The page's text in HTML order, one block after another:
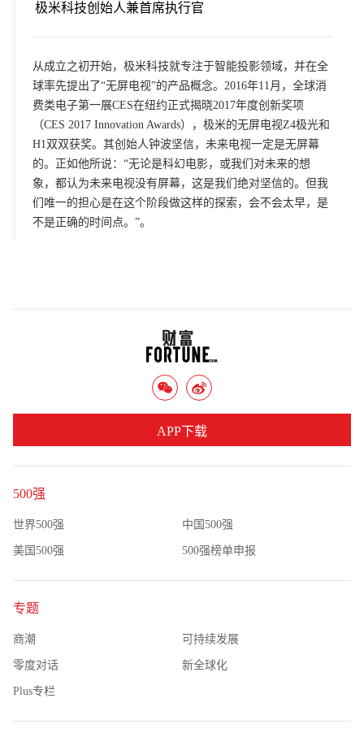
极米科技创始人兼首席执行官
从成立之初开始，极米科技就专注于智能投影领域，并在全
球率先提出了“无屏电视”的产品概念。2016年11月，全球消
费类电子第一展CES在纽约正式揭晓2017年度创新奖项
（CES 2017 Innovation Awards），极米的无屏电视Z4极光和
H1双双获奖。其创始人钟波坚信，未来电视一定是无屏幕
的。正如他所说：“无论是科幻电影，或我们对未来的想
象，都认为未来电视没有屏幕，这是我们绝对坚信的。但我
们唯一的担心是在这个阶段做这样的探索，会不会太早，是
不是正确的时间点。”。
500强
世界500强 中国500强
美国500强 500强榜单申报
专题
商潮 可持续发展
零度对话 新全球化
Plus专栏
APP下载